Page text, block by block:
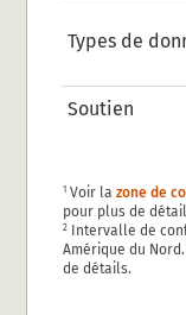
Types de
Soutien
1Voir la zone de
pour plus de
2Intervalle de
Amérique du
de détails.